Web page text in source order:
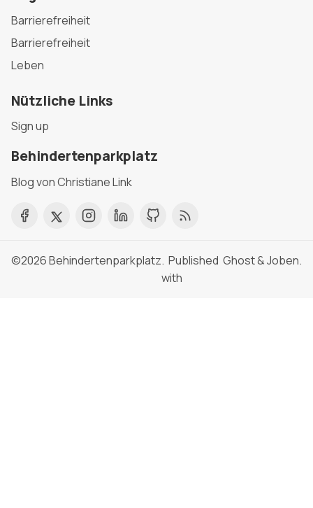
Barrierefreiheit
Barrierefreiheit
Leben
Nützliche Links
Sign up
Behindertenparkplatz
Blog von Christiane Link
©2026Behindertenparkplatz. Published
with
Ghost&Joben.